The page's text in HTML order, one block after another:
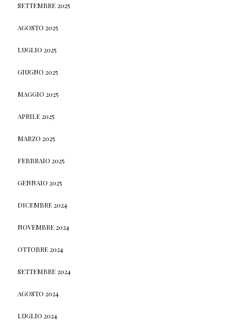
SETTEMBRE 2025
AGOSTO 2025
LUGLIO 2025
GIUGNO 2025
MAGGIO 2025
APRILE 2025
MARZO 2025
FEBBRAIO 2025
GENNAIO 2025
DICEMBRE 2024
NOVEMBRE 2024
OTTOBRE 2024
SETTEMBRE 2024
AGOSTO 2024
LUGLIO 2024